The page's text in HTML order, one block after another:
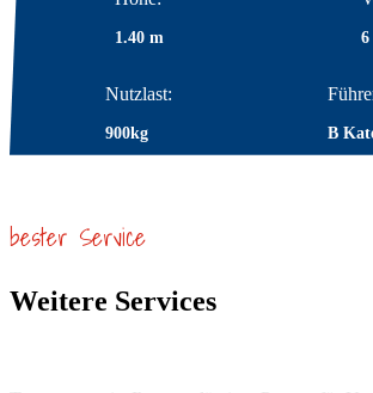
1.40 m 6
Nutzlast:
900kg B
bester Service
Weitere Services